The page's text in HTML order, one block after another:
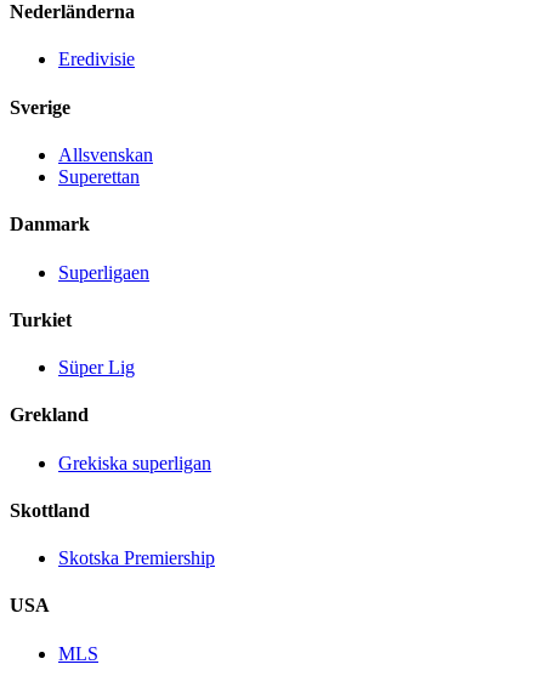
Nederländerna
Eredivisie
Sverige
Allsvenskan
Superettan
Danmark
Superligaen
Turkiet
Süper Lig
Grekland
Grekiska superligan
Skottland
Skotska Premiership
USA
MLS